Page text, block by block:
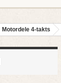
Motordele 4-takts